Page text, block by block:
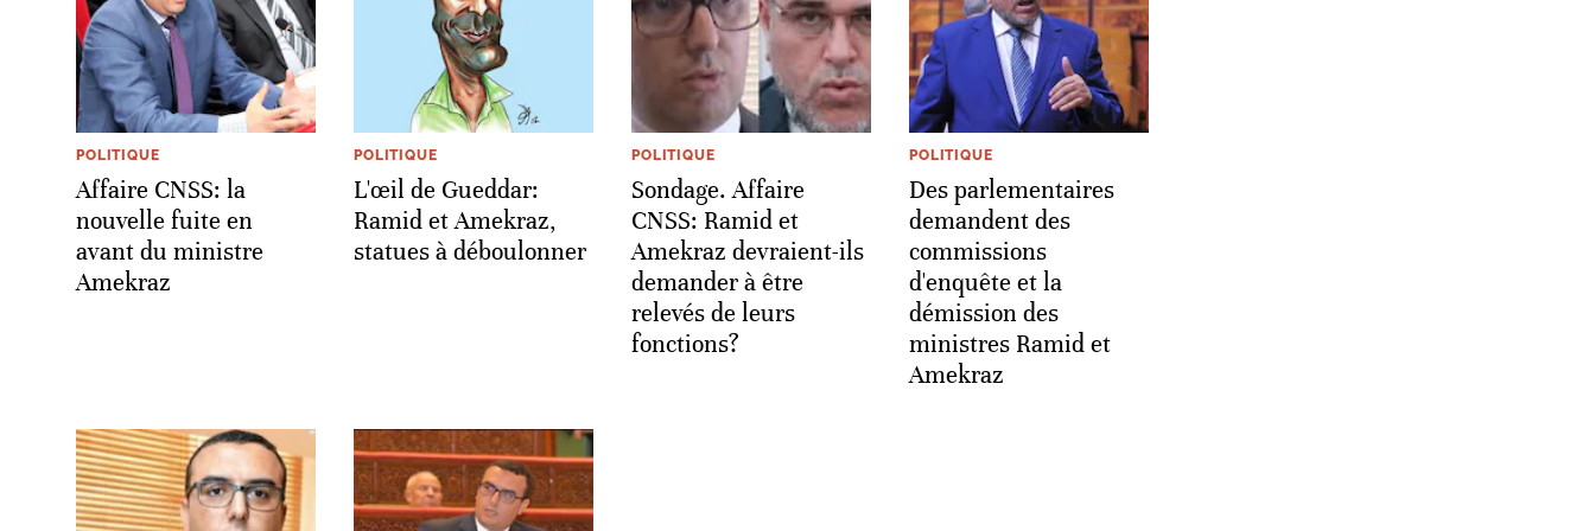
POLITIQUE
Affaire CNSS: la
nouvelle fuite en
avant du ministre
Amekraz
POLITIQUE
L'œil de Gueddar:
Ramid et Amekraz,
statues à déboulonner
POLITIQUE
Sondage. Affaire
CNSS: Ramid et
Amekraz devraient-ils
demander à être
relevés de leurs
fonctions?
POLITIQUE
Des parlementaires
demandent des
commissions
d'enquête et la
démission des
ministres Ramid et
Amekraz